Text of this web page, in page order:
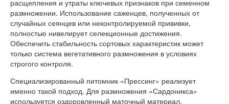
расщепления и утраты ключевых признаков при семенном
размножении. Использование саженцев, полученных от
случайных сеянцев или неконтролируемой прививки,
полностью нивелирует селекционные достижения.
Обеспечить стабильность сортовых характеристик может
только система вегетативного размножения в условиях
строгого контроля.
Специализированный питомник «Прессинг» реализует
именно такой подход. Для размножения «Сардоникса»
используется оздоровленный маточный материал,